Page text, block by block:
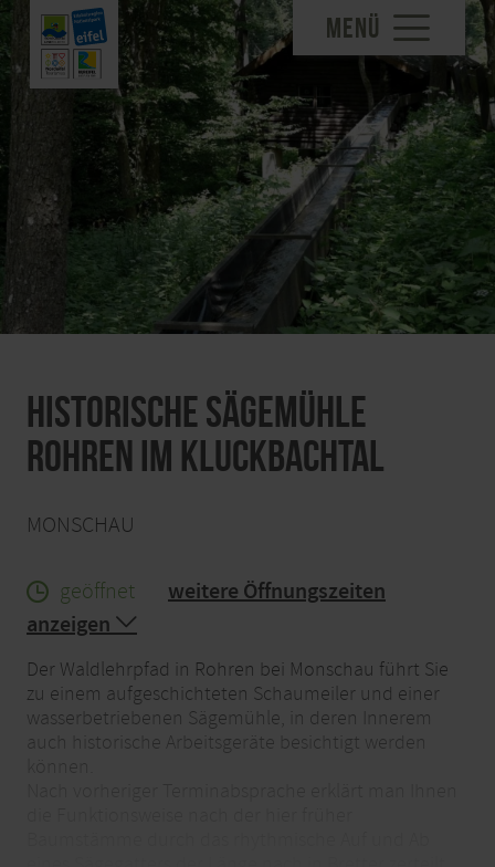
MENÜ
Historische Sägemühle
Rohren im Kluckbachtal
MONSCHAU
geöffnet
weitere Öffnungszeiten
anzeigen
Der Waldlehrpfad in Rohren bei Monschau führt Sie
zu einem aufgeschichteten Schaumeiler und einer
wasserbetriebenen Sägemühle, in deren Innerem
auch historische Arbeitsgeräte besichtigt werden